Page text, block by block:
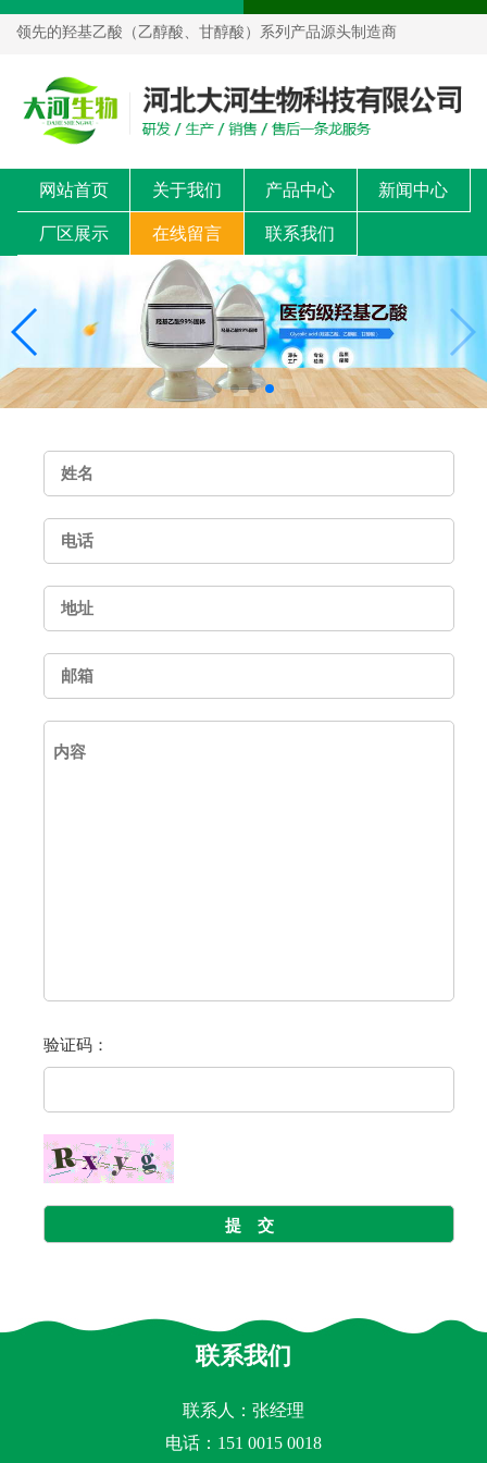
领先的羟基乙酸（乙醇酸、甘醇酸）系列产品源头制造商
网站首页 关于我们 产品中心 新闻中心
厂区展示 在线留言 联系我们
验证码：
联系我们
联系人：张经理
电话：151 0015 0018